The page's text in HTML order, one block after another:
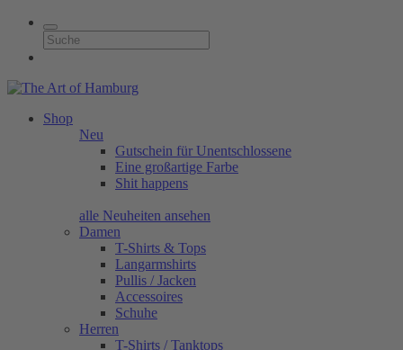
Shop
Neu
Gutschein für Unentschlossene
Eine großartige Farbe
Shit happens
alle Neuheiten ansehen
Damen
T-Shirts & Tops
Langarmshirts
Pullis / Jacken
Accessoires
Schuhe
Herren
T-Shirts / Tanktops